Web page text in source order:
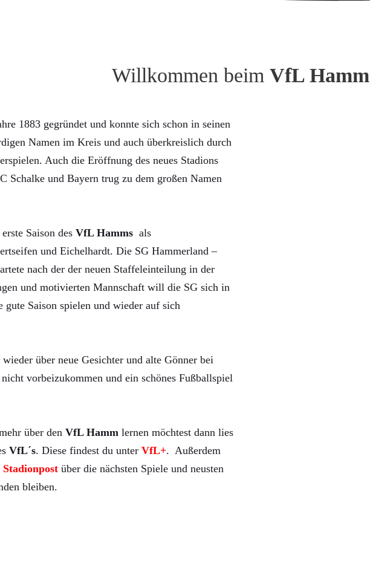
Willkommen beim VfL Hamm
1883 gegründet und konnte sich schon in seinen
Namen im Kreis und auch überkreislich durch
Auch die Eröffnung des neues Stadions
Schalke und Bayern trug zu dem großen Namen
Saison des VfL Hamms als
und Eichelhardt. Die SG Hammerland –
nach der der neuen Staffeleinteilung in der
und motivierten Mannschaft will die SG sich in
gute Saison spielen und wieder auf sich
über neue Gesichter und alte Gönner bei
vorbeizukommen und ein schönes Fußballspiel
über den VfL Hamm lernen möchtest dann lies
VfL´s. Diese findest du unter VfL+. Außerdem
Stadionpost über die nächsten Spiele und neusten
bleiben.